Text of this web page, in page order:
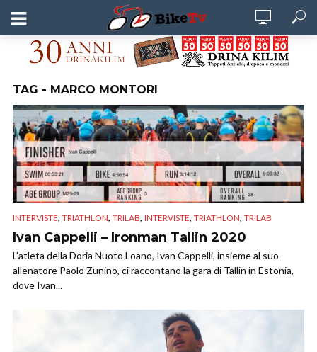
TAG - MARCO MONTORI
INTERVISTE, TRIATHLON, TRILAB, INTERVISTE, TRIATHLON, TRILAB
Ivan Cappelli – Ironman Tallin 2020
L’atleta della Doria Nuoto Loano, Ivan Cappelli, insieme al suo
allenatore Paolo Zunino, ci raccontano la gara di Tallin in Estonia,
dove Ivan...